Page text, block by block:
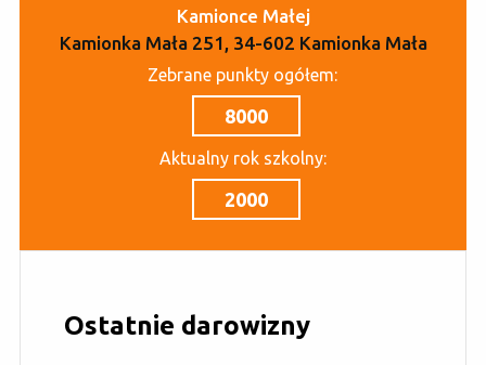
Kamionce Małej
Kamionka Mała 251, 34-602 Kamionka Mała
Zebrane punkty ogółem:
8000
Aktualny rok szkolny:
2000
Ostatnie darowizny